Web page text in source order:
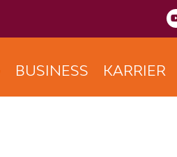
BUSINESS KARRIER